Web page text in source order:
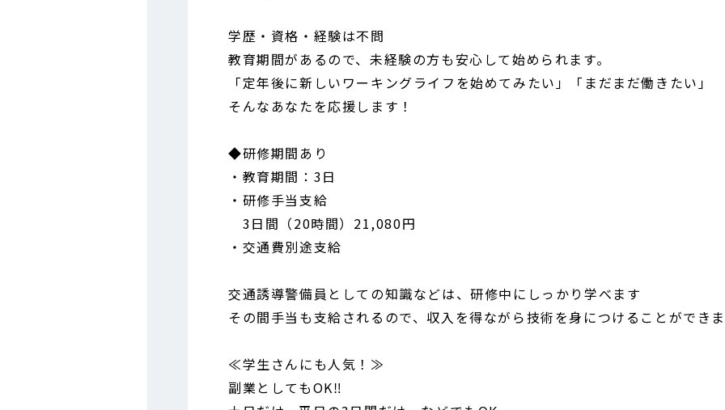
学歴・資格・経験は不問
教育期間があるので、未経験の方も安心して始められます。
「定年後に新しいワーキングライフを始めてみたい」「まだまだ働きたい」
そんなあなたを応援します！
◆研修期間あり
・教育期間：3日
・研修手当支給
3日間（20時間）21,080円
・交通費別途支給
交通誘導警備員としての知識などは、研修中にしっかり学べます
その間手当も支給されるので、収入を得ながら技術を身につけることができ
≪学生さんにも人気！≫
副業としてもOK‼